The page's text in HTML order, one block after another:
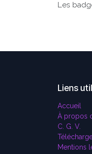
Les
Liens
Accueil
À propos
C. G. V.
Mentions